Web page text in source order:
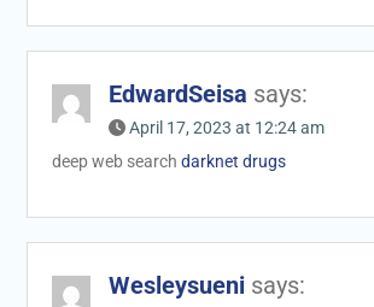
EdwardSeisa says:
April 17, 2023 at 12:24 am
deep web search darknet drugs
Wesleysueni says: